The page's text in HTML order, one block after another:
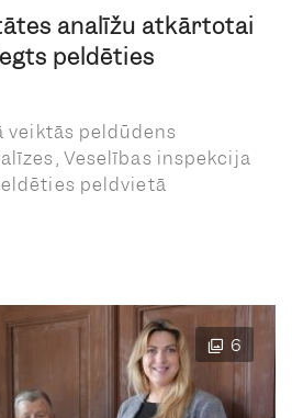
analīžu atkārtotai
peldēties
veiktās peldūdens
Veselības inspekcija
peldvietā
6